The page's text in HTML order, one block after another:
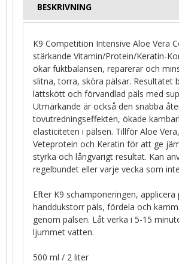
BESKRIVNING
K9 Competition Intensive Aloe Vera
stärkande Vitamin/Protein/Keratin-
ökar fuktbalansen, reparerar och
slitna, torra, sköra pälsar. Resultatet
lättskött och förvandlad päls med
Utmärkande är också den snabba
tovutredningseffekten, ökade
elasticiteten i pälsen. Tillför Aloe
Veteprotein och Keratin för att ge
styrka och långvarigt resultat. Kan
regelbundet eller varje vecka som
Efter K9 schamponeringen, applicera
handdukstorr päls, fördela och
genom pälsen. Låt verka i 5-15
ljummet vatten.
500 ml / 2 liter